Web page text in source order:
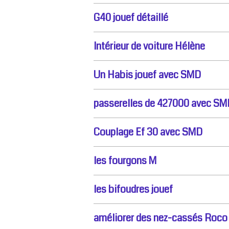
G40 jouef détaillé
Intérieur de voiture Hélène
Un Habis jouef avec SMD
passerelles de 427000 avec
Couplage Ef 30 avec SMD
les fourgons M
les bifoudres jouef
améliorer des nez-cassés Roco